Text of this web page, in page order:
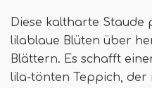
Diese kaltharte Staude
lilablaue Blüten über
Blättern. Es schafft
lila-tönten Teppich, der